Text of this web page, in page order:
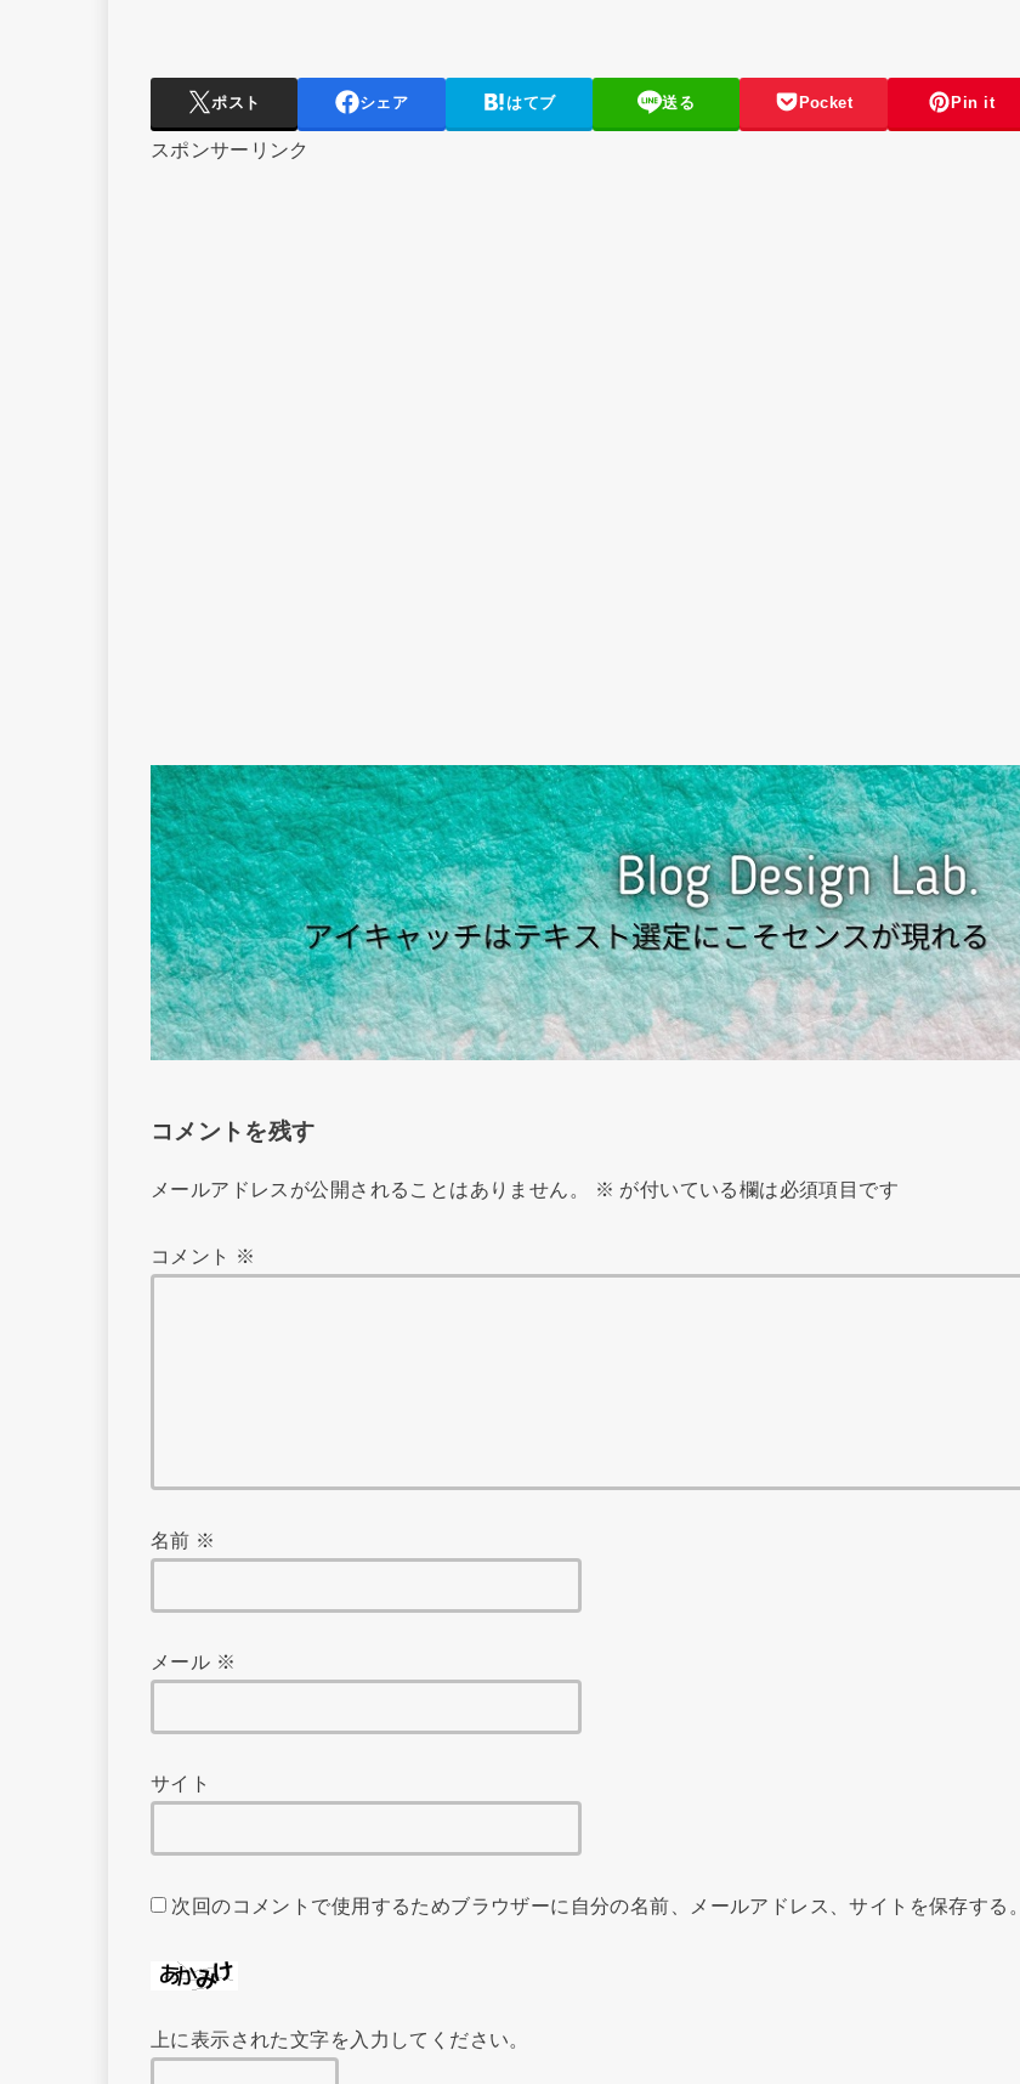
ポスト シェア はてブ 送る Pocket Pin it
スポンサーリンク
コメントを残す
メールアドレスが公開されることはありません。 ※ が付いている欄は必須項目です
コメント ※
名前 ※
メール ※
サイト
次回のコメントで使用するためブラウザーに自分の名前、メールアドレス、サイトを保存する。
上に表示された文字を入力してください。